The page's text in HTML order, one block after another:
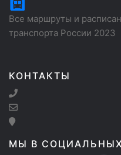
Все маршруты и
транспорта России 2023
КОНТАКТЫ
МЫ В